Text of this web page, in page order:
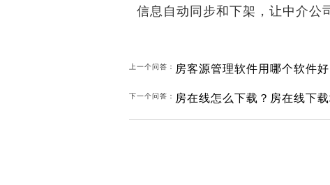
信息自动同步和下架，让中介公
上一个问答： 房客源管理软件用哪个软件好
下一个问答： 房在线怎么下载？房在线下载